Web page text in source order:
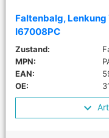
Faltenbalg,
I67008PC
Zustand:
MPN:
EAN:
OE: